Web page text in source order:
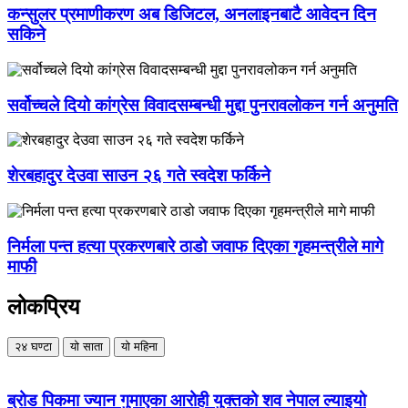
कन्सुलर प्रमाणीकरण अब डिजिटल, अनलाइनबाटै आवेदन दिन
सकिने
सर्वोच्चले दियो कांग्रेस विवादसम्बन्धी मुद्दा पुनरावलोकन गर्न अनुमति
शेरबहादुर देउवा साउन २६ गते स्वदेश फर्किने
निर्मला पन्त हत्या प्रकरणबारे ठाडो जवाफ दिएका गृहमन्त्रीले मागे
माफी
लोकप्रिय
२४ घण्टा यो साता यो महिना
ब्रोड पिकमा ज्यान गुमाएका आरोही युक्तको शव नेपाल ल्याइयो